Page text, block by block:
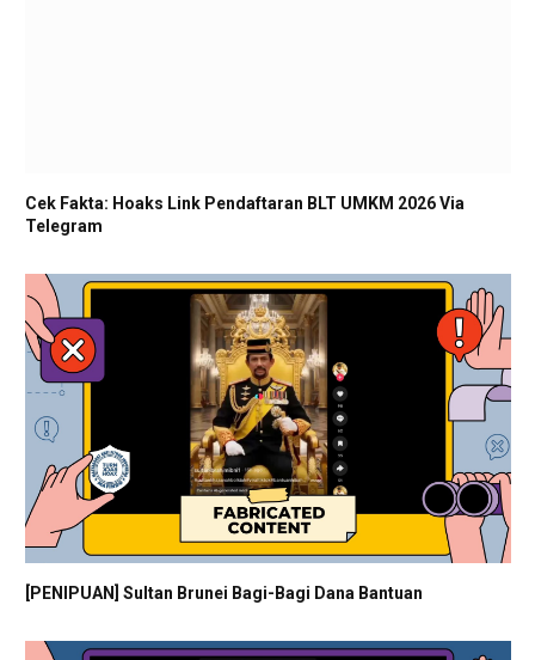
Cek Fakta: Hoaks Link Pendaftaran BLT UMKM 2026 Via
Telegram
[PENIPUAN] Sultan Brunei Bagi-Bagi Dana Bantuan